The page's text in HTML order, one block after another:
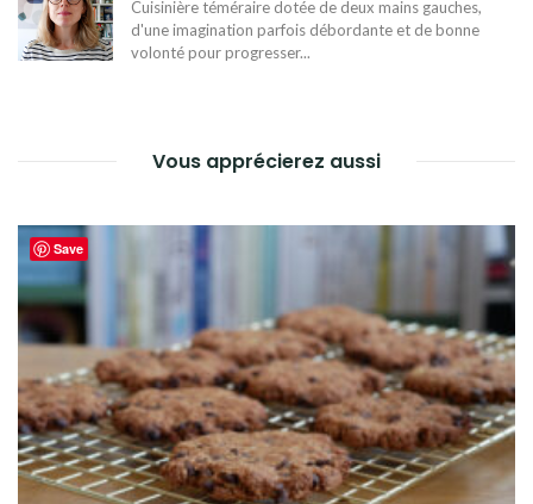
Cuisinière téméraire dotée de deux mains gauches,
d'une imagination parfois débordante et de bonne
volonté pour progresser...
Vous apprécierez aussi
Save